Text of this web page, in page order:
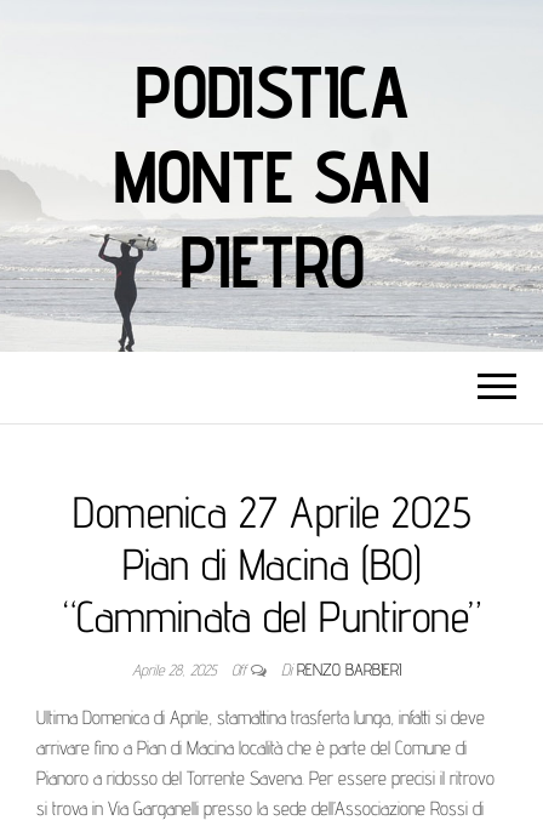
PODISTICA
MONTE SAN
PIETRO
Domenica 27 Aprile 2025
Pian di Macina (BO)
“Camminata del Puntirone”
Aprile 28, 2025 Off Di RENZO BARBIERI
Ultima Domenica di Aprile, stamattina trasferta lunga, infatti si deve
arrivare fino a Pian di Macina località che è parte del Comune di
Pianoro a ridosso del Torrente Savena. Per essere precisi il ritrovo
si trova in Via Garganelli presso la sede dell’Associazione Rossi di